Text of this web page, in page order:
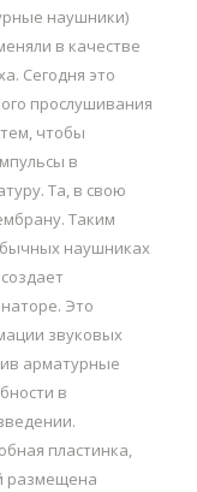
наушники)
в качестве
Сегодня это
прослушивания
чтобы
в
Та, в свою
Таким
наушниках
Это
звуковых
арматурные
в
пластинка,
размещена